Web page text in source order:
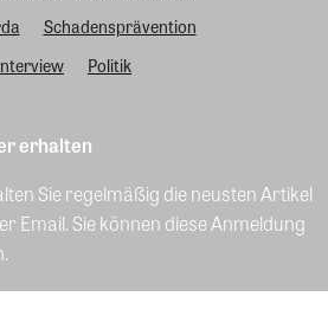
Schadensprävention
Politik
erhalten
Sie regelmäßig die neusten Artikel
Email. Sie können diese Anmeldung